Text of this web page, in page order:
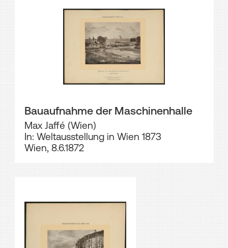
Bauaufnahme der Maschinenhalle
Max Jaffé (Wien)
In: Weltausstellung in Wien 1873
Wien, 8.6.1872